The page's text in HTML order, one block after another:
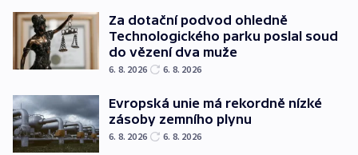
Za dotační podvod ohledně
Technologického parku poslal soud
do vězení dva muže
6. 8. 2026 6. 8. 2026
Evropská unie má rekordně nízké
zásoby zemního plynu
6. 8. 2026 6. 8. 2026